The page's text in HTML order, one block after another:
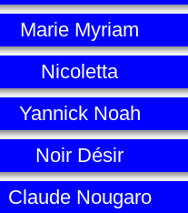
Marie Myriam
Nicoletta
Yannick Noah
Noir Désir
Claude Nougaro